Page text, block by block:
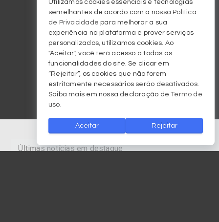
Últimas notícias em destaque
Utilizamos cookies essenciais e tecnologias
semelhantes de acordo com a nossa Política
de Privacidade para melhorar a sua
experiência na plataforma e prover serviços
personalizados, utilizamos cookies. Ao
"Aceitar", você terá acesso a todas as
funcionalidades do site. Se clicar em
“Rejeitar”, os cookies que não forem
estritamente necessários serão desativados.
Saiba mais em nossa declaração deTermo de
uso.
Aceitar Rejeitar